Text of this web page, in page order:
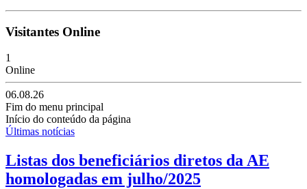
Visitantes Online
1
Online
06.08.26
Fim do menu principal
Início do conteúdo da página
Últimas notícias
Listas dos beneficiários diretos da AE
homologadas em julho/2025